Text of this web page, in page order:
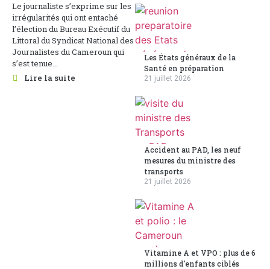
Le journaliste s’exprime sur les
irrégularités qui ont entaché
l’élection du Bureau Exécutif du
Littoral du Syndicat National des
Journalistes du Cameroun qui
s’est tenue...
Lire la suite
Les États généraux de la
Santé en préparation
21 juillet 2026
Accident au PAD, les neuf
mesures du ministre des
transports
21 juillet 2026
Vitamine A et VPO : plus de 6
millions d'enfants ciblés